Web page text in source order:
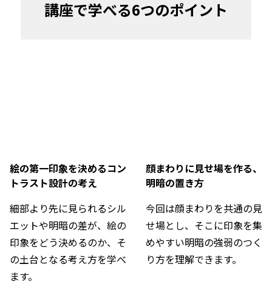
講座で学べる6つのポイント
絵の第一印象を決めるコン
トラスト設計の考え
細部より先に見られるシル
エットや明暗の差が、絵の
印象をどう決めるのか、そ
の土台となる考え方を学べ
ます。
顔まわりに見せ場を作る、
明暗の置き方
今回は顔まわりを共通の見
せ場とし、そこに印象を集
めやすい明暗の強弱のつく
り方を理解できます。